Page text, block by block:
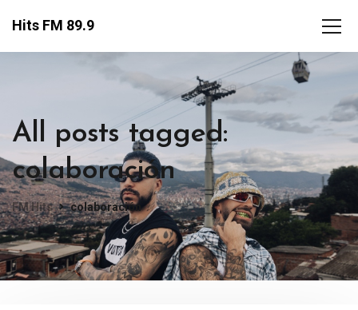
Hits FM 89.9
All posts tagged:
colaboración
FM Hits colaboración